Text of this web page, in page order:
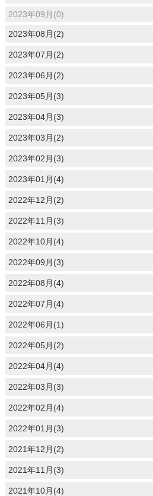
2023年09月(0)
2023年08月(2)
2023年07月(2)
2023年06月(2)
2023年05月(3)
2023年04月(3)
2023年03月(2)
2023年02月(3)
2023年01月(4)
2022年12月(2)
2022年11月(3)
2022年10月(4)
2022年09月(3)
2022年08月(4)
2022年07月(4)
2022年06月(1)
2022年05月(2)
2022年04月(4)
2022年03月(3)
2022年02月(4)
2022年01月(3)
2021年12月(2)
2021年11月(3)
2021年10月(4)